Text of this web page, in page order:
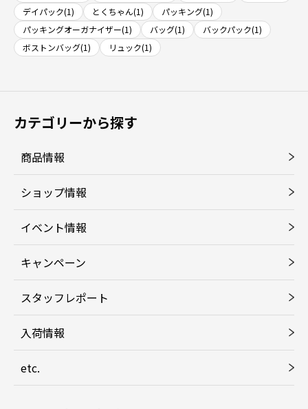
デイパック(1)
とくちゃん(1)
パッキング(1)
パッキングオーガナイザー(1)
バッグ(1)
バックパック(1)
ボストンバッグ(1)
リュック(1)
カテゴリーから探す
商品情報
ショップ情報
イベント情報
キャンペーン
スタッフレポート
入荷情報
etc.